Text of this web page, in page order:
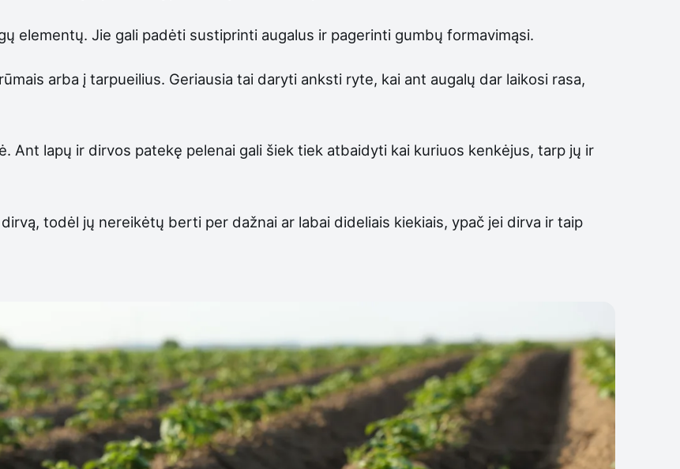
elementų. Jie gali padėti sustiprinti augalus ir pagerinti gumbų formavimąsi.
arba į tarpueilius. Geriausia tai daryti anksti ryte, kai ant augalų dar laikosi rasa,
Ant lapų ir dirvos patekę pelenai gali šiek tiek atbaidyti kai kuriuos kenkėjus, tarp jų ir
todėl jų nereikėtų berti per dažnai ar labai dideliais kiekiais, ypač jei dirva ir taip